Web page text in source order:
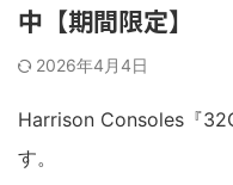
中【期間限定】
2026年4月4日
Harrison Consoles『
す。